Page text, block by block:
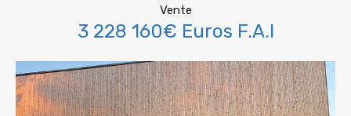
Vente
3 228 160€ Euros F.A.I